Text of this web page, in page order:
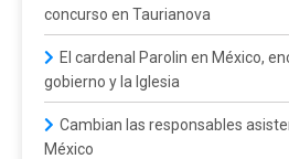
concurso en Taurianova
El cardenal Parolin en México,
gobierno y la Iglesia
Cambian las responsables
México